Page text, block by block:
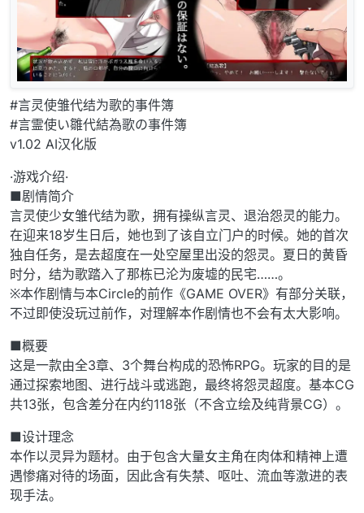
#言灵使雏代结为歌的事件簿
#言霊使い雛代結為歌の事件簿
v1.02 AI汉化版
·游戏介绍·
■剧情简介
言灵使少女雏代结为歌，拥有操纵言灵、退治怨灵的能力。
在迎来18岁生日后，她也到了该自立门户的时候。她的首次
独自任务，是去超度在一处空屋里出没的怨灵。夏日的黄昏
时分，结为歌踏入了那栋已沦为废墟的民宅……。
※本作剧情与本Circle的前作《GAME OVER》有部分关联，
不过即使没玩过前作，对理解本作剧情也不会有太大影响。
■概要
这是一款由全3章、3个舞台构成的恐怖RPG。玩家的目的是
通过探索地图、进行战斗或逃跑，最终将怨灵超度。基本CG
共13张，包含差分在内约118张（不含立绘及纯背景CG）。
■设计理念
本作以灵异为题材。由于包含大量女主角在肉体和精神上遭
遇惨痛对待的场面，因此含有失禁、呕吐、流血等激进的表
现手法。